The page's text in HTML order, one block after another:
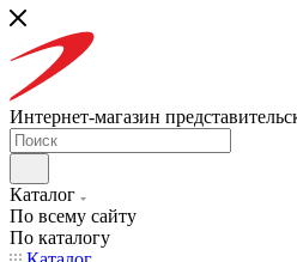
Интернет-магазин
Каталог
По всему сайту
По каталогу